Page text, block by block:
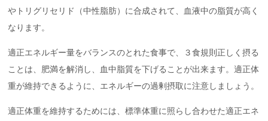
やトリグリセリド（中性脂肪）に合成されて、血液中の脂質が高く
なります。
適正エネルギー量をバランスのとれた食事で、３食規則正しく摂る
ことは、肥満を解消し、血中脂質を下げることが出来ます。適正体
重が維持できるように、エネルギーの過剰摂取に注意しましょう。
適正体重を維持するためには、標準体重に照らし合わせた適正エネ